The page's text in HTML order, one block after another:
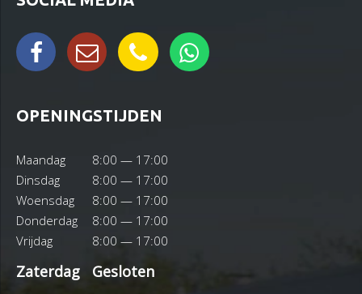
OPENINGSTIJDEN
Maandag
8:00 — 17:00
Dinsdag
8:00 — 17:00
Woensdag
8:00 — 17:00
Donderdag
8:00 — 17:00
Vrijdag
8:00 — 17:00
Zaterdag Gesloten